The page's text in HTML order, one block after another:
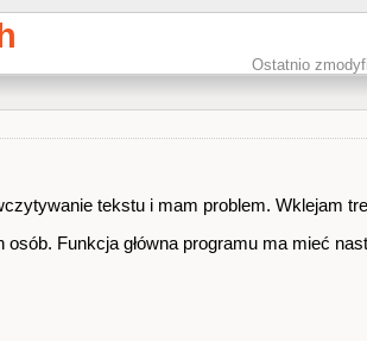
Ostatnio
tekstu i mam problem. Wklejam
Funkcja główna programu ma mieć